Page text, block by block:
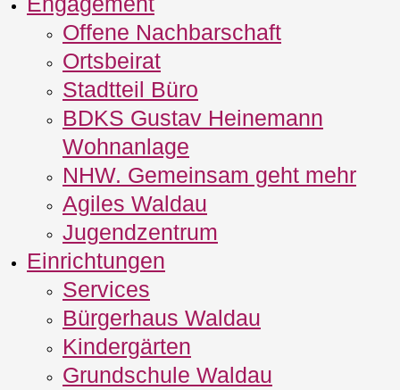
Offene Nachbarschaft
Ortsbeirat
Stadtteil Büro
BDKS Gustav Heinemann
Wohnanlage
NHW. Gemeinsam geht mehr
Agiles Waldau
Jugendzentrum
Einrichtungen
Services
Bürgerhaus Waldau
Kindergärten
Grundschule Waldau